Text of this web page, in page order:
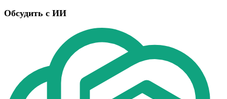
Обсудить с ИИ